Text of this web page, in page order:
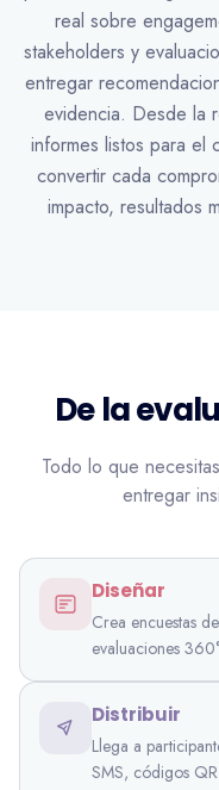
real sobre
stakeholders y
entregar
evidencia. Desde la
informes listos para el
convertir cada
impacto, resultados
De la
Todo lo que
entregar
Diseñar
Crea encuestas
evaluaciones
Distribuir
Llega a
SMS, códigos